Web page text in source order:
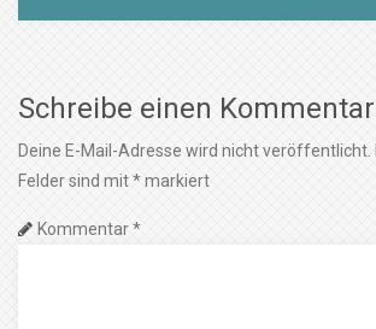
Schreibe einen Kommentar
Deine E-Mail-Adresse wird nicht veröffentlicht.
Felder sind mit*markiert
Kommentar*